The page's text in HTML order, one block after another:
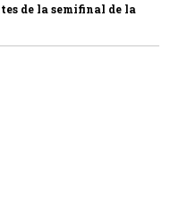
de la semifinal de la